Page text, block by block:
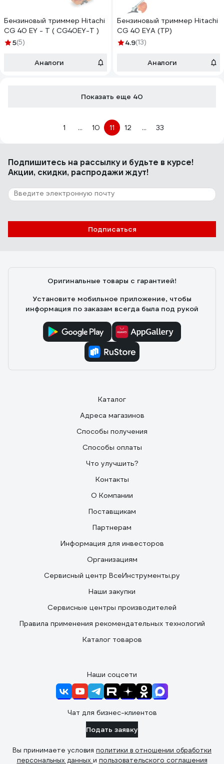
Бензиновый триммер Hitachi
CG 40 EY - T ( CG40EY-T )
5(5)
Аналоги
Бензиновый триммер Hitachi
CG 40 EYA (TP)
4.9(13)
Аналоги
Показать еще 40
1 ... 10 11 12 ... 33
Подпишитесь на рассылкуи будьте в курсе!
Акции, скидки, распродажи ждут!
Подписаться
Оригинальные товары с гарантией!
Установите мобильное приложение, чтобы
информация по заказам всегда была под рукой
Каталог
Адреса магазинов
Способы получения
Способы оплаты
Что улучшить?
Контакты
О Компании
Поставщикам
Партнерам
Информация для инвесторов
Организациям
Сервисный центр ВсеИнструменты.ру
Наши закупки
Сервисные центры производителей
Правила применения рекомендательных технологий
Каталог товаров
Наши соцсети
Чат для бизнес-клиентов
Подать заявку
Вы принимаете условия политики в отношении обработки
персональных данных и пользовательского соглашения